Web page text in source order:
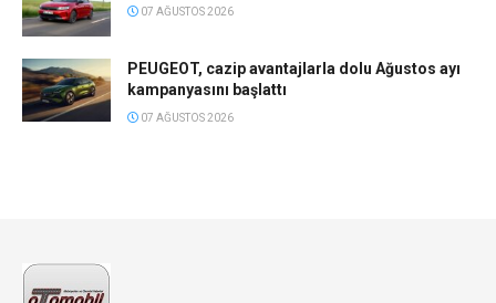
07 AĞUSTOS 2026
PEUGEOT, cazip avantajlarla dolu Ağustos ayı
kampanyasını başlattı
07 AĞUSTOS 2026